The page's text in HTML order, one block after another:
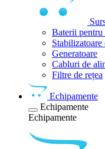
Baterii pentru
Stabilizatoare
Generatoare
Cabluri de
Filtre de rețea
Echipamente
Echipamente
Echipamente